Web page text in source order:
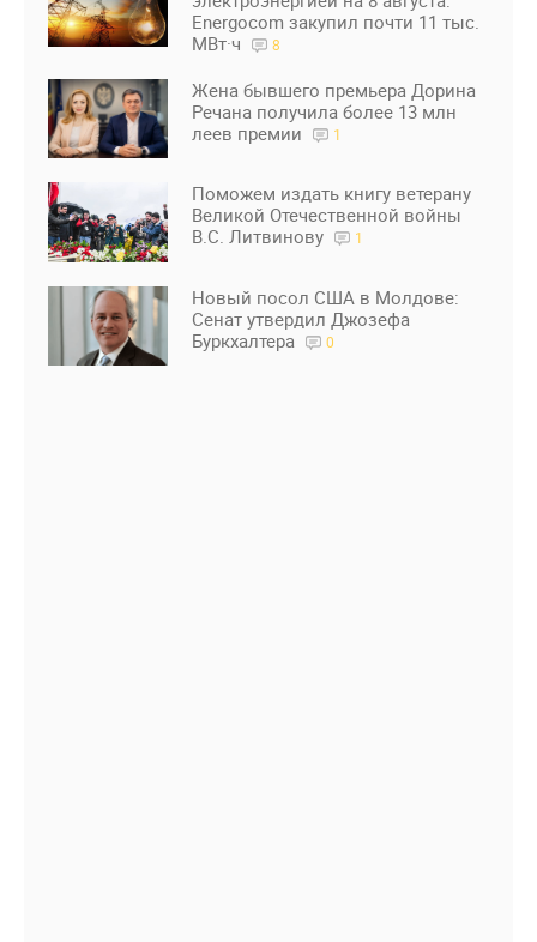
Energocom закупил почти 11 тыс.
МВт·ч
8
Жена бывшего премьера Дорина
Речана получила более 13 млн
леев премии
1
Поможем издать книгу ветерану
Великой Отечественной войны
В.С. Литвинову
1
Новый посол США в Молдове:
Сенат утвердил Джозефа
Буркхалтера
0